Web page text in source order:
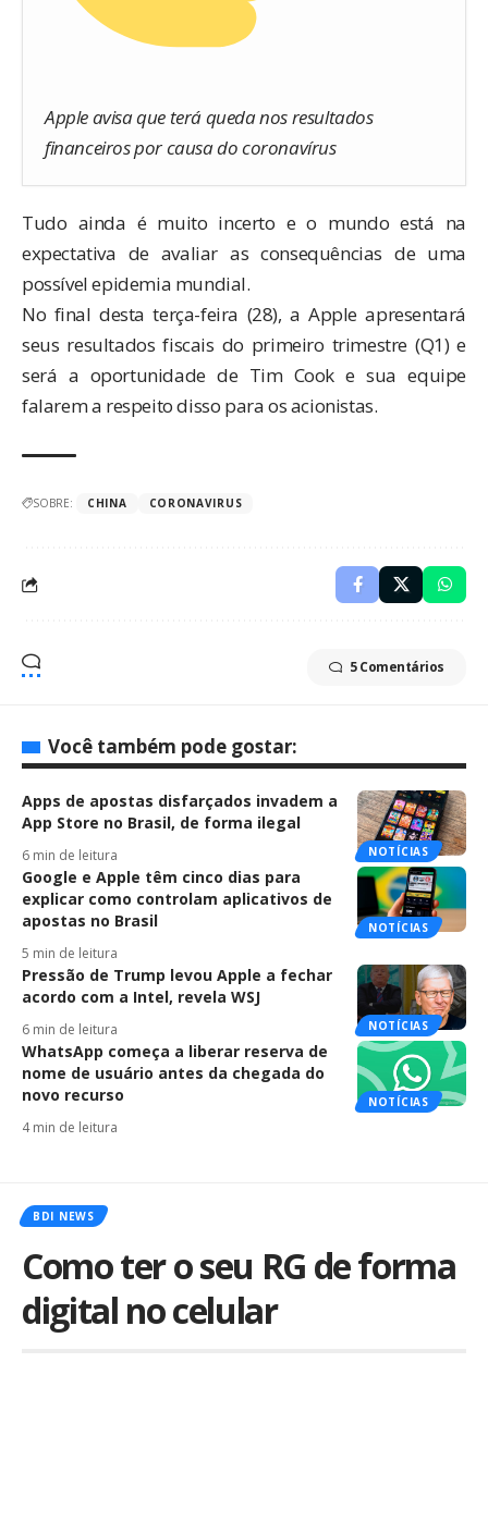
Apple avisa que terá queda nos resultados
financeiros por causa do coronavírus
Tudo ainda é muito incerto e o mundo está na
expectativa de avaliar as consequências de uma
possível epidemia mundial.
No final desta terça-feira (28), a Apple apresentará
seus resultados fiscais do primeiro trimestre (Q1) e
será a oportunidade de Tim Cook e sua equipe
falarem a respeito disso para os acionistas.
SOBRE: CHINA CORONAVIRUS
5 Comentários
Você também pode gostar:
NOTÍCIAS
Apps de apostas disfarçados invadem a
App Store no Brasil, de forma ilegal
6 min de leitura
NOTÍCIAS
Google e Apple têm cinco dias para
explicar como controlam aplicativos de
apostas no Brasil
5 min de leitura
NOTÍCIAS
Pressão de Trump levou Apple a fechar
acordo com a Intel, revela WSJ
6 min de leitura
NOTÍCIAS
WhatsApp começa a liberar reserva de
nome de usuário antes da chegada do
novo recurso
4 min de leitura
BDI NEWS
Como ter o seu RG de forma
digital no celular